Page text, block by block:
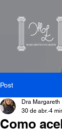
Post
Como
Dra Margareth
30 de abr. 4